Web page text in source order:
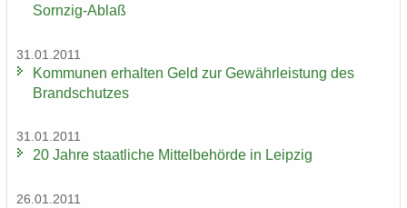
Sornzig-​Ablaß
31.01.2011
Kom­mu­nen er­hal­ten Geld zur Ge­währ­leis­tung des
Brand­schut­zes
31.01.2011
20 Jahre staat­li­che Mit­tel­be­hör­de in Leip­zig
26.01.2011